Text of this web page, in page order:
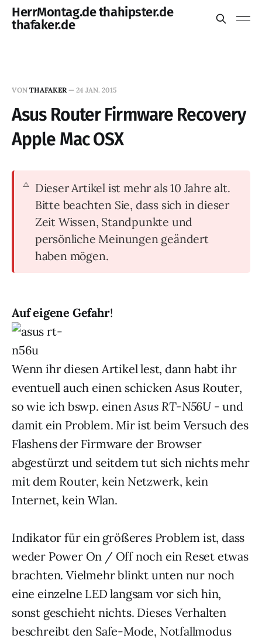
HerrMontag.de thahipster.de
thafaker.de
VON THAFAKER — 24 JAN. 2015
Asus Router Firmware Recovery
Apple Mac OSX
Dieser Artikel ist mehr als 10 Jahre alt.
Bitte beachten Sie, dass sich in dieser
Zeit Wissen, Standpunkte und
persönliche Meinungen geändert
haben mögen.
Auf eigene Gefahr!
Wenn ihr diesen Artikel lest, dann habt ihr
eventuell auch einen schicken Asus Router,
so wie ich bswp. einenAsus RT-N56U - und
damit ein Problem. Mir ist beim Versuch des
Flashens der Firmware der Browser
abgestürzt und seitdem tut sich nichts mehr
mit dem Router, kein Netzwerk, kein
Internet, kein Wlan.
Indikator für ein größeres Problem ist, dass
weder Power On / Off noch ein Reset etwas
brachten. Vielmehr blinkt unten nur noch
eine einzelne LED langsam vor sich hin,
sonst geschieht nichts. Dieses Verhalten
beschreibt den Safe-Mode, Notfallmodus